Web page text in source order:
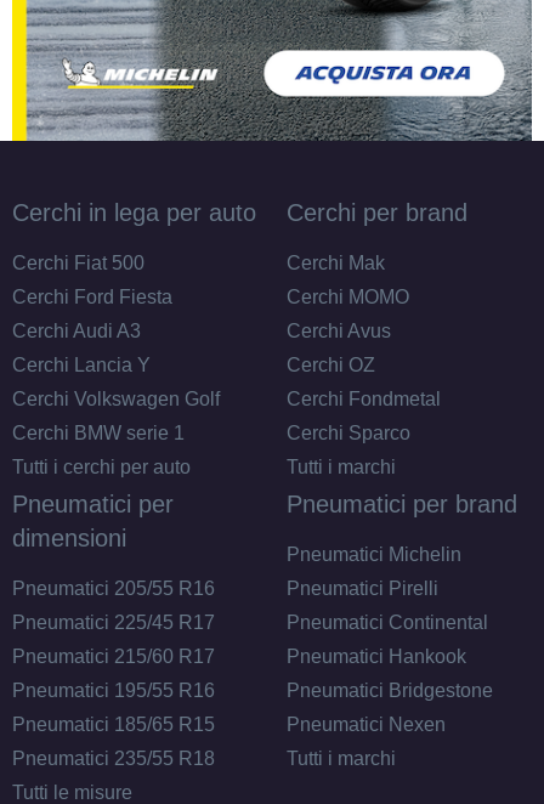
Cerchi in lega per auto
Cerchi Fiat 500
Cerchi Ford Fiesta
Cerchi Audi A3
Cerchi Lancia Y
Cerchi Volkswagen Golf
Cerchi BMW serie 1
Tutti i cerchi per auto
Cerchi per brand
Cerchi Mak
Cerchi MOMO
Cerchi Avus
Cerchi OZ
Cerchi Fondmetal
Cerchi Sparco
Tutti i marchi
Pneumatici per
dimensioni
Pneumatici 205/55 R16
Pneumatici 225/45 R17
Pneumatici 215/60 R17
Pneumatici 195/55 R16
Pneumatici 185/65 R15
Pneumatici 235/55 R18
Tutti le misure
Pneumatici per brand
Pneumatici Michelin
Pneumatici Pirelli
Pneumatici Continental
Pneumatici Hankook
Pneumatici Bridgestone
Pneumatici Nexen
Tutti i marchi